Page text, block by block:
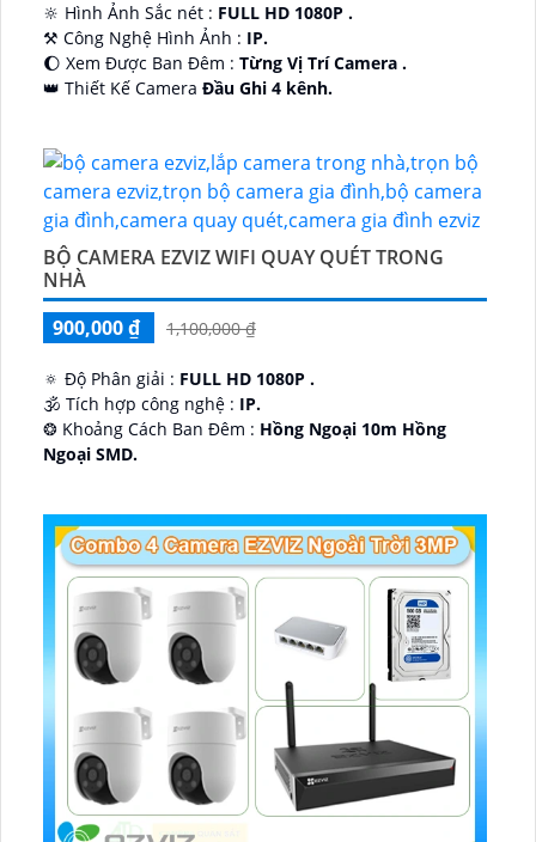
🔆 Hình Ảnh Sắc nét : FULL HD 1080P .
⚒ Công Nghệ Hình Ảnh : IP.
🌔 Xem Được Ban Đêm : Từng Vị Trí Camera .
👑 Thiết Kế Camera Đầu Ghi 4 kênh.
BỘ CAMERA EZVIZ WIFI QUAY QUÉT TRONG
NHÀ
900,000 ₫
1,100,000 ₫
🔅 Độ Phân giải : FULL HD 1080P .
🕉️ Tích hợp công nghệ : IP.
❂ Khoảng Cách Ban Đêm : Hồng Ngoại 10m Hồng
Ngoại SMD.